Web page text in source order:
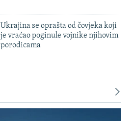
Ukrajina se oprašta od čovjeka koji
je vraćao poginule vojnike njihovim
porodicama